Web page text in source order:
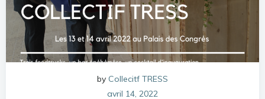
by Collecitf TRESS
avril 14, 2022